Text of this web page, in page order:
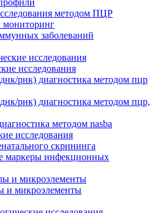
методом ПЦР
мониторинг
заболеваний
исследования
исследования
рнк) диагностика методом пцр
рнк) диагностика методом пцр,
методом nasba
исследования
скрининга
маркеры инфекционных
и микроэлементы
и микроэлементы